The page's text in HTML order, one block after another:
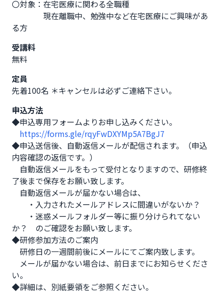
〇対象：在宅医療に関わる全職種
現在離職中、勉強中など在宅医療にご興味があ
る方
受講料
無料
定員
先着100名 ＊キャンセルは必ずご連絡下さい。
申込方法
◆申込専用フォームよりお申し込みください。
https://forms.gle/rqyFwDXYMp5A7BgJ7
◆申込送信後、自動返信メールが配信されます。（申込
内容確認の返信です。）
自動返信メールをもって受付となりますので、研修終
了後まで保存をお願い致します。
自動返信メールが届かない場合は、
・入力されたメールアドレスに間違いがないか？
・迷惑メールフォルダー等に振り分けられてない
か？　のご確認をお願い致します。
◆研修参加方法のご案内
研修日の一週間前後にメールにてご案内致します。
メールが届かない場合は、前日までにお知らせくださ
い。
◆詳細は、別紙要領をご参照ください。